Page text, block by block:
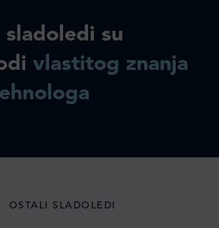
sladoledi su
vlastitog znanja
OSTALI SLADOLEDI